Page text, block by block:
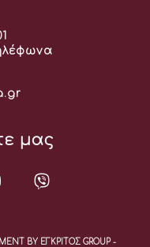
μας
BY ΕΓΚΡΙΤΟΣ GROUP -